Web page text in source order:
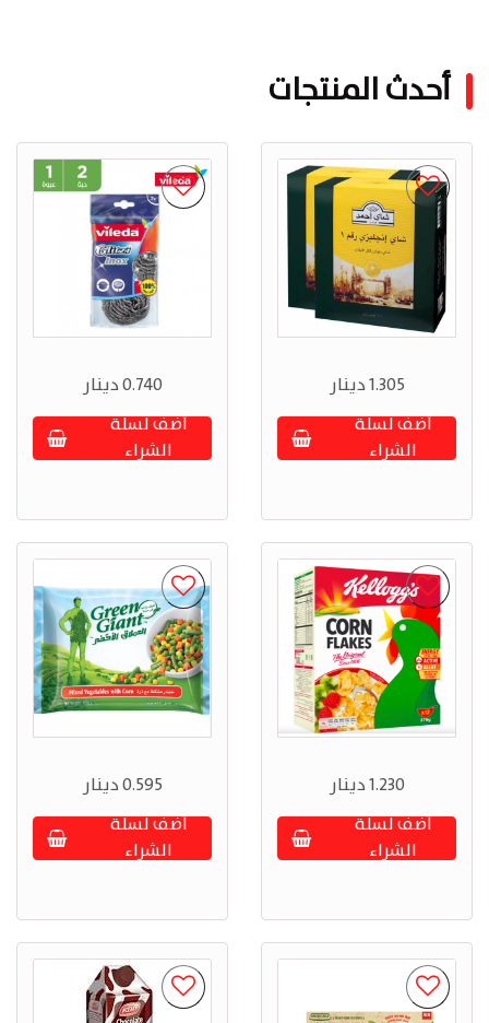
أحدث المنتجات
1.305 دينار
أضف لسلة
الشراء
0.740 دينار
أضف لسلة
الشراء
1.230 دينار
أضف لسلة
الشراء
0.595 دينار
أضف لسلة
الشراء